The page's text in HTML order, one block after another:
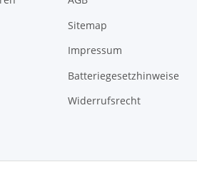
Sitemap
Impressum
Batteriegesetzhinweise
Widerrufsrecht